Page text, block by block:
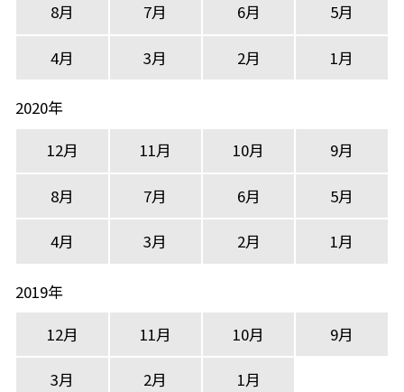
8月 7月 6月 5月
4月 3月 2月 1月
2020年
12月
11月 10月 9月
8月 7月 6月 5月
4月 3月 2月 1月
2019年
12月
11月 10月 9月
3月 2月 1月